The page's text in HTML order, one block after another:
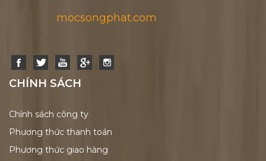
mocsongphat.com
CHÍNH SÁCH
Chính sách công ty
Phương thức thanh toán
Phương thức giao hàng